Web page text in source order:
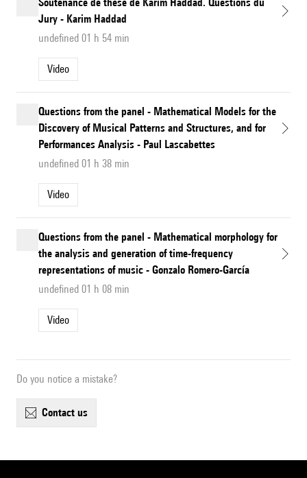
Jury - Karim Haddad
undefined 01 h 54 min
Video
Questions from the panel - Mathematical Models for the
Discovery of Musical Patterns and Structures, and for
Performances Analysis - Paul Lascabettes
undefined 01 h 38 min
Video
Questions from the panel - Mathematical morphology for
the analysis and generation of time-frequency
representations of music - Gonzalo Romero-García
undefined 01 h 08 min
Video
Do you notice a mistake?
contact us